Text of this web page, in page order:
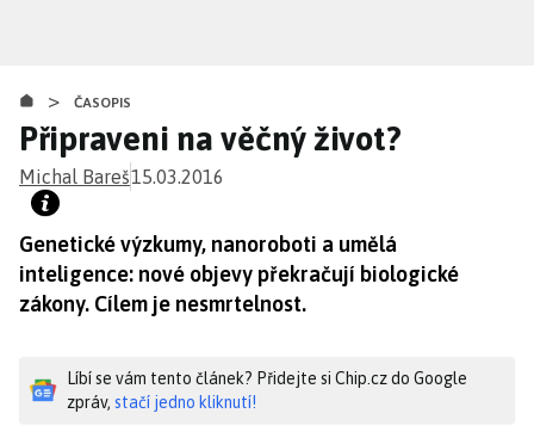
obsahu
> ČASOPIS
Připraveni na věčný život?
Michal Bareš15.03.2016
Genetické výzkumy, nanoroboti a umělá
inteligence: nové objevy překračují biologické
zákony. Cílem je nesmrtelnost.
Líbí se vám tento článek? Přidejte si Chip.cz do Google
zpráv, stačí jedno kliknutí!